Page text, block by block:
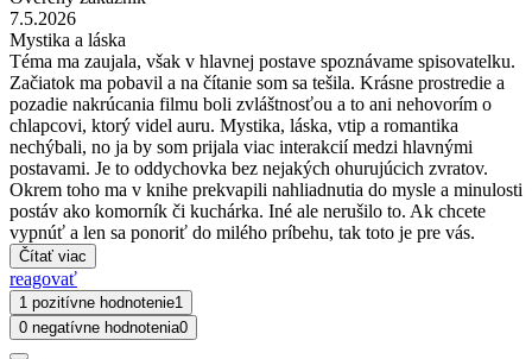
7.5.2026
Mystika a láska
Téma ma zaujala, však v hlavnej postave spoznávame spisovatelku.
Začiatok ma pobavil a na čítanie som sa tešila. Krásne prostredie a
pozadie nakrúcania filmu boli zvláštnosťou a to ani nehovorím o
chlapcovi, ktorý videl auru. Mystika, láska, vtip a romantika
nechýbali, no ja by som prijala viac interakcií medzi hlavnými
postavami. Je to oddychovka bez nejakých ohurujúcich zvratov.
Okrem toho ma v knihe prekvapili nahliadnutia do mysle a minulosti
postáv ako komorník či kuchárka. Iné ale nerušilo to. Ak chcete
vypnúť a len sa ponoriť do milého príbehu, tak toto je pre vás.
Čítať viac
reagovať
1 pozitívne hodnotenie1
0 negatívne hodnotenia0